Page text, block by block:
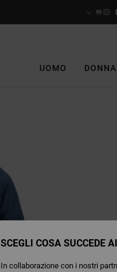
🤟🏻
UOMO DONNA
SCEGLI COSA SUCCEDE
In collaborazione con i nostri